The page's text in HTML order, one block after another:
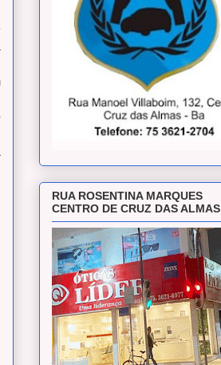
RUA ROSENTINA MARQUES
CENTRO DE CRUZ DAS ALMAS